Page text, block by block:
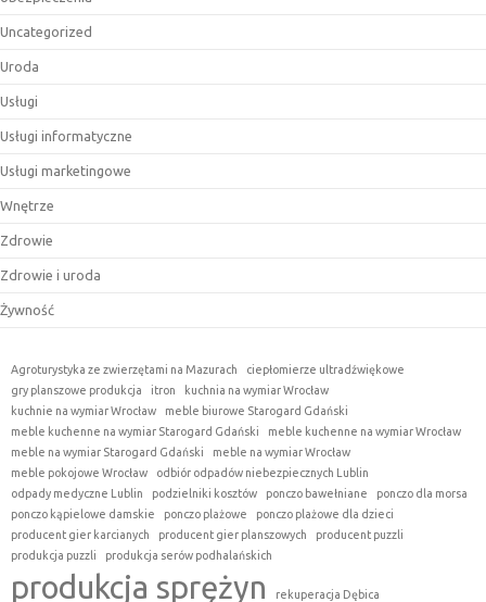
Uncategorized
Uroda
Usługi
Usługi informatyczne
Usługi marketingowe
Wnętrze
Zdrowie
Zdrowie i uroda
Żywność
Agroturystyka ze zwierzętami na Mazurach
ciepłomierze ultradźwiękowe
gry planszowe produkcja
itron
kuchnia na wymiar Wrocław
kuchnie na wymiar Wrocław
meble biurowe Starogard Gdański
meble kuchenne na wymiar Starogard Gdański
meble kuchenne na wymiar Wrocław
meble na wymiar Starogard Gdański
meble na wymiar Wrocław
meble pokojowe Wrocław
odbiór odpadów niebezpiecznych Lublin
odpady medyczne Lublin
podzielniki kosztów ponczo bawełniane
ponczo dla morsa
ponczo kąpielowe damskie
ponczo plażowe
ponczo plażowe dla dzieci
producent gier karcianych
producent gier planszowych
producent puzzli
produkcja puzzli
produkcja serów podhalańskich
produkcja sprężyn rekuperacja Dębica